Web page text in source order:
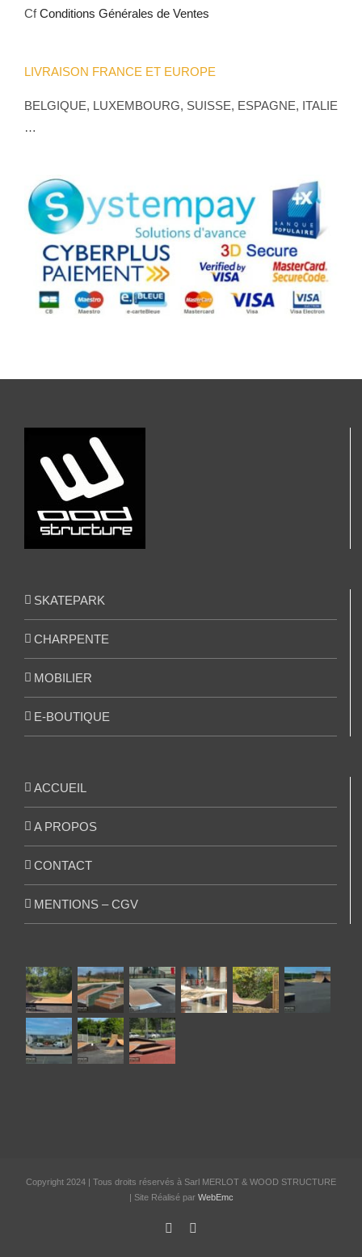
CfConditions Générales de Ventes
LIVRAISON FRANCE ET EUROPE
BELGIQUE, LUXEMBOURG, SUISSE, ESPAGNE, ITALIE
…
SKATEPARK
CHARPENTE
MOBILIER
E-BOUTIQUE
ACCUEIL
A PROPOS
CONTACT
MENTIONS – CGV
Copyright 2024 | Tous droits réservés à Sarl MERLOT & WOOD STRUCTURE
| Site Réalisé par WebEmc
Facebook